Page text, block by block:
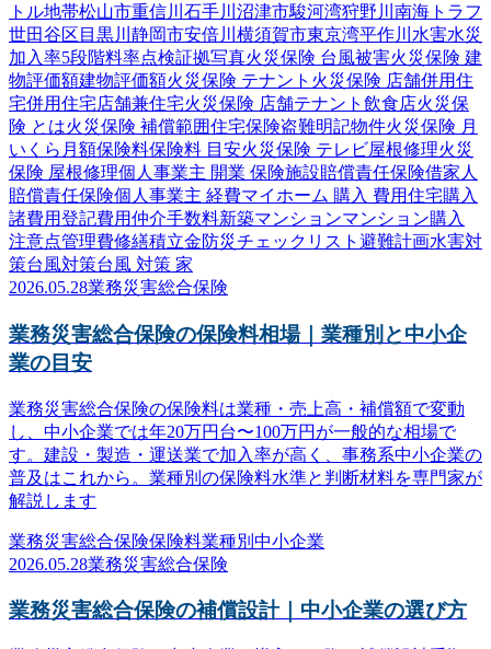
トル地帯松山市重信川 石手川 沼津市駿河湾狩野川 南海トラフ
世田谷区 目黒川 静岡市安倍川 横須賀市東京湾平作川 水害水災
加入率5段階料率点検証拠写真火災保険 台風被害火災保険 建
物評価額建物評価額火災保険 テナント 火災保険 店舗併用住
宅併用住宅店舗兼住宅火災保険 店舗テナント 飲食店火災保
険 とは火災保険 補償範囲住宅保険盗難明記物件火災保険 月
いくら 月額保険料保険料 目安火災保険 テレビ屋根修理火災
保険 屋根修理個人事業主 開業 保険施設賠償責任保険借家人
賠償責任保険個人事業主 経費マイホーム 購入 費用住宅購入
諸費用登記費用仲介手数料新築マンションマンション購入
注意点管理費修繕積立金防災チェックリスト 避難計画水害対
策台風対策台風 対策 家
2026.05.28業務災害総合保険
業務災害総合保険の保険料相場｜業種別と中小企
業の目安
業務災害総合保険の保険料は業種・売上高・補償額で変動
し、中小企業では年20万円台〜100万円が一般的な相場で
す。建設・製造・運送業で加入率が高く、事務系中小企業の
普及はこれから。業種別の保険料水準と判断材料を専門家が
解説します
業務災害総合保険保険料業種別 中小企業
2026.05.28業務災害総合保険
業務災害総合保険の補償設計｜中小企業の選び方